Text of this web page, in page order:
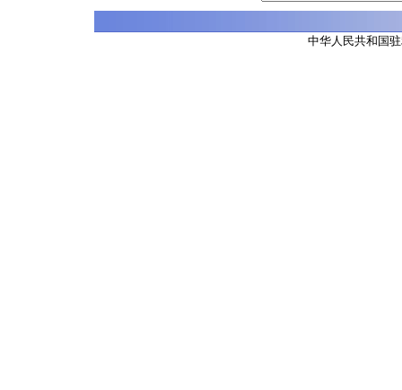
中华人民共和国